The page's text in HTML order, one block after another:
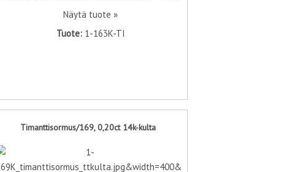
Näytä tuote »
Tuote: 1-163K-TI
Timanttisormus/169, 0,20ct 14k-kulta